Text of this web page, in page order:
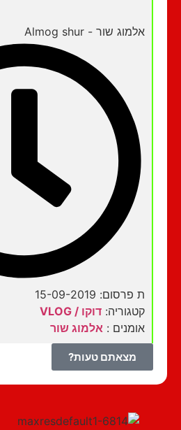
אלמוג שור - Almog shur
ת פרסום: 15-09-2019
קטגוריה:דוקו / VLOG
אומנים :אלמוג שור
מצאתם טעות?